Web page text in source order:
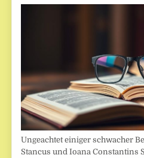
Ungeachtet einiger schwacher
Stancus und Ioana Constantins